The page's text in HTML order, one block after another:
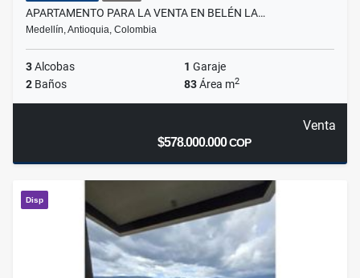
APARTAMENTO PARA LA VENTA EN BELÉN LA…
Medellín, Antioquia, Colombia
3Alcobas 1 Garaje
2 Baños 83Área m2
Venta
$578.000.000COP
Disp